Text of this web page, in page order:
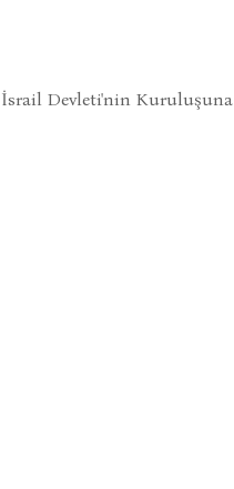
Devleti'nin Kuruluşuna